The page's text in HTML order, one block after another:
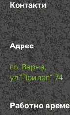
Контакти
Адрес
гр. Варна,
ул.“Прилеп“ 74
Работно време